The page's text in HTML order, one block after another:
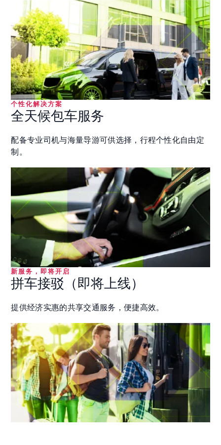
个性化解决方案
全天候包车服务
配备专业司机与海量导游可供选择，行程个性化自由定
制。
新服务，即将开启
拼车接驳（即将上线）
提供经济实惠的共享交通服务，便捷高效。